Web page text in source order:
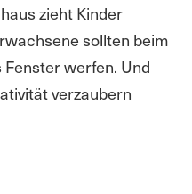
zieht Kinder
sollten beim
werfen. Und
verzaubern